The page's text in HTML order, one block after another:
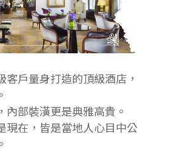
客戶量身打造的頂級酒店，
內部裝潢更是典雅高貴。
現在，皆是當地人心目中公